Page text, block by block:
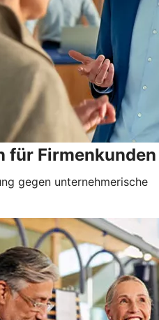
für Firmenkunden
gegen unternehmerische